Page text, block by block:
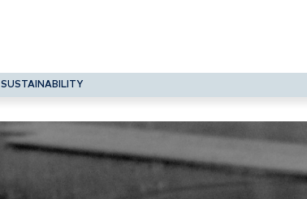
SUSTAINABILITY